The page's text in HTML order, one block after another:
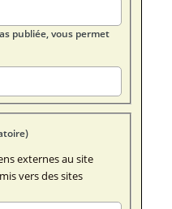
publiée, vous permet
(obligatoire)
externes au site
vers des sites